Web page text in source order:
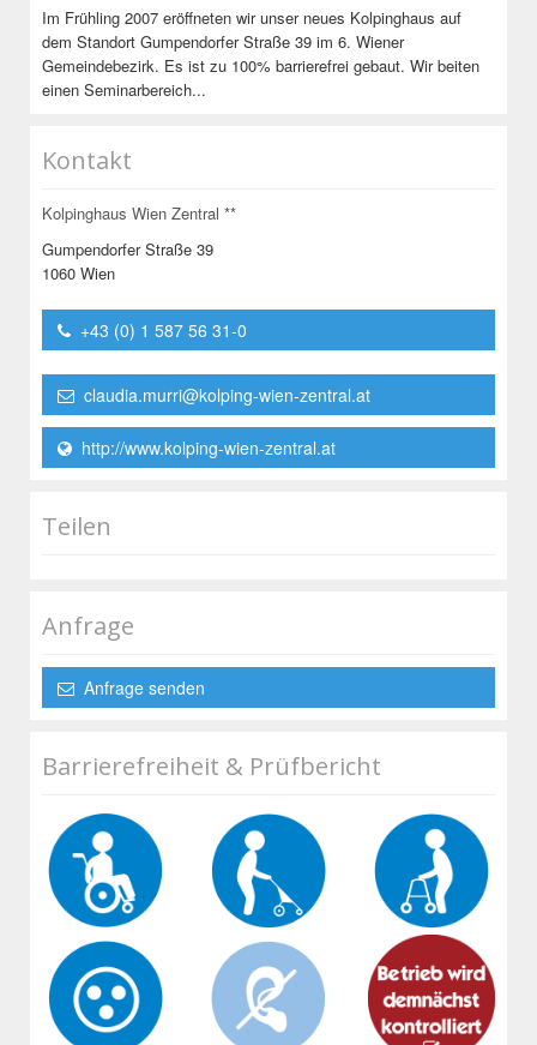
Im Frühling 2007 eröffneten wir unser neues Kolpinghaus auf
dem Standort Gumpendorfer Straße 39 im 6. Wiener
Gemeindebezirk. Es ist zu 100% barrierefrei gebaut. Wir beiten
einen Seminarbereich...
Kontakt
Kolpinghaus Wien Zentral **
Gumpendorfer Straße 39
1060 Wien
+43 (0) 1 587 56 31-0
claudia.murri@kolping-wien-zentral.at
http://www.kolping-wien-zentral.at
Teilen
Anfrage
Anfrage senden
Barrierefreiheit & Prüfbericht